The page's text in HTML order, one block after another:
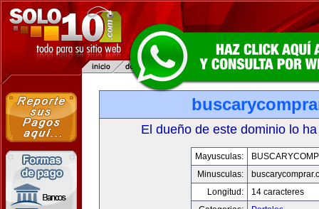
El dueño de este dominio lo
Mayusculas:
Minusculas:
Longitud:
14 caracteres